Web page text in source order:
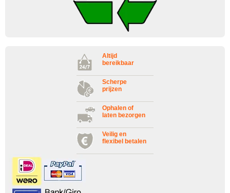
Altijd
bereikbaar
Scherpe
prijzen
Ophalen of
laten bezorgen
Veilig en
flexibel betalen